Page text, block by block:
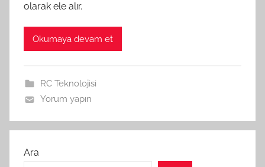
olarak ele alır.
Okumaya devam et
RC Teknolojisi
Yorum yapın
Ara